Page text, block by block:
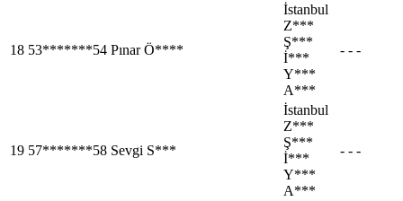
18 53*******54 Pınar Ö****
İstanbul
Z***
Ş***
İ***
Y***
A***
- - -
19 57*******58 Sevgi S***
İstanbul
Z***
Ş***
İ***
Y***
A***
- - -